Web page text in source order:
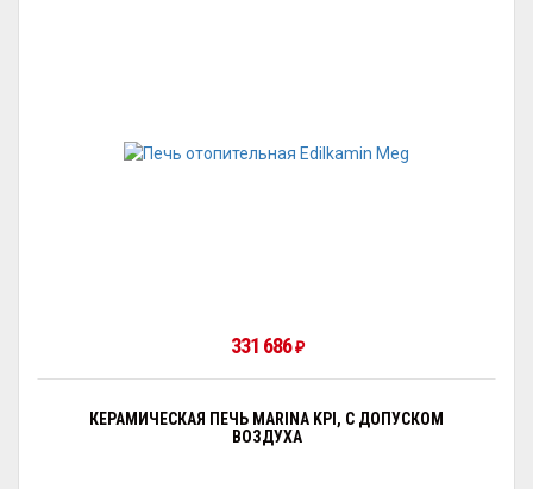
331 686₽
КЕРАМИЧЕСКАЯ ПЕЧЬ MARINA KPI, С ДОПУСКОМ
ВОЗДУХА